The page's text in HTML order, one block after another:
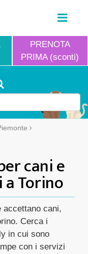
PRENOTA
PRIMA (sconti)
cani e
Torino
accettano cani,
Cerca i
in cui sono
con i servizi